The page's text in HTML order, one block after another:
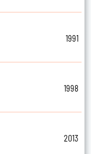
1991
1998
2013